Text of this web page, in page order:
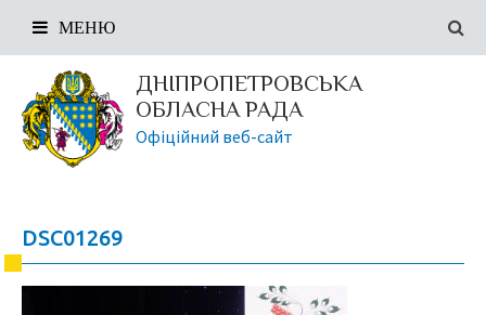
ДНІПРОПЕТРОВСЬКА
ОБЛАСНА РАДА
Офіційний веб-сайт
МЕНЮ
DSC01269